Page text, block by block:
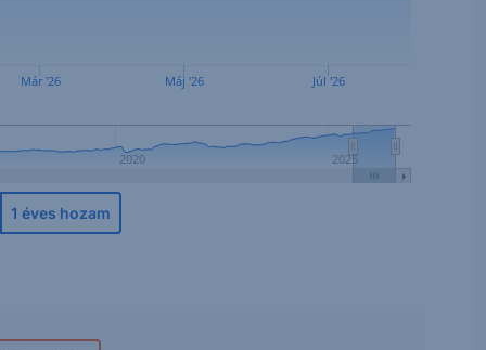
Már '26 Máj '26 Júl '26
2020 2025
1 éves hozam